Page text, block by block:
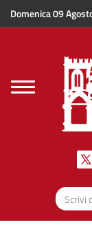
Domenica 09
Toggle